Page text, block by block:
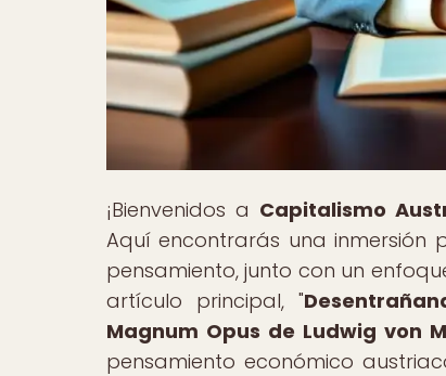
¡Bienvenidos a Capitalismo
Aquí encontrarás una
pensamiento, junto con un
artículo principal, "
Magnum Opus de Ludwig von
pensamiento económico